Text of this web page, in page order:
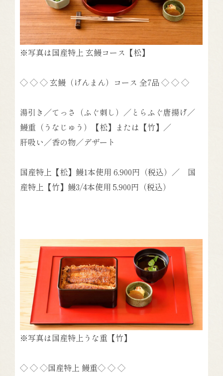
※写真は国産特上 玄鰻コース【松】
◇ ◇ ◇玄鰻（げんまん）コース 全7品◇ ◇ ◇
湯引き／てっさ（ふぐ刺し）／とらふぐ唐揚げ／
鰻重（うなじゅう）【松】または【竹】／
肝吸い／香の物／デザート
国産特上【松】 鰻1本使用 6,900円 （税込） ／ 国
産特上【竹】 鰻3/4本使用 5,900円 （税込）
※写真は国産特上うな重【竹】
◇ ◇ ◇国産特上 鰻重◇ ◇ ◇